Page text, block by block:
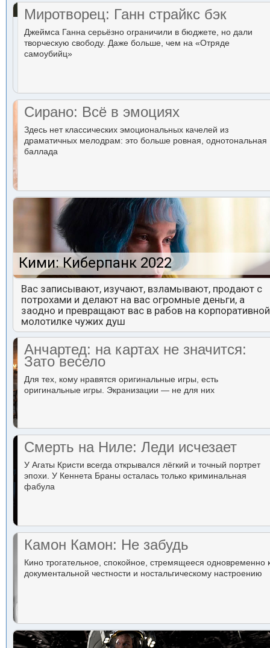
Миротворец: Ганн страйкс бэк
Джеймса Ганна серьёзно ограничили в бюджете, но дали
творческую свободу. Даже больше, чем на «Отряде
самоубийц»
Сирано: Всё в эмоциях
Здесь нет классических эмоциональных качелей из
драматичных мелодрам: это больше ровная, однотональная
баллада
Кими: Киберпанк 2022
Вас записывают, изучают, взламывают, продают с
потрохами и делают на вас огромные деньги, а
заодно и превращают вас в рабов на корпоративной
молотилке чужих душ
Анчартед: на картах не значится:
Зато весело
Для тех, кому нравятся оригинальные игры, есть
оригинальные игры. Экранизации — не для них
Смерть на Ниле: Леди исчезает
У Агаты Кристи всегда открывался лёгкий и точный портрет
эпохи. У Кеннета Браны осталась только криминальная
фабула
Камон Камон: Не забудь
Кино трогательное, спокойное, стремящееся одновременно
документальной честности и ностальгическому настроению